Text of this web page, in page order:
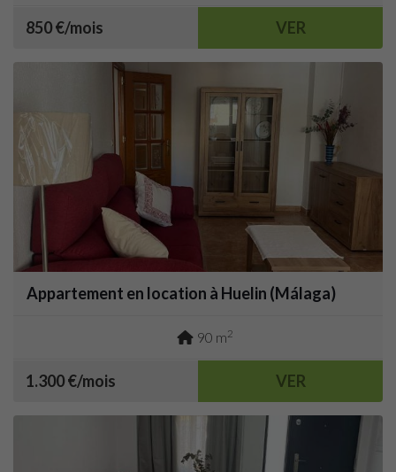
850 €/mois VER
Appartement en location à Huelin (Málaga)
90 m2
1.300 €/mois VER